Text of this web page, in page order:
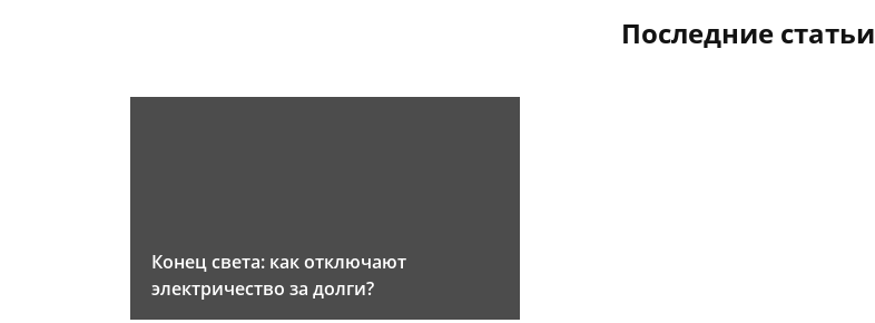
Последние статьи
Конец света: как отключают
электричество за долги?